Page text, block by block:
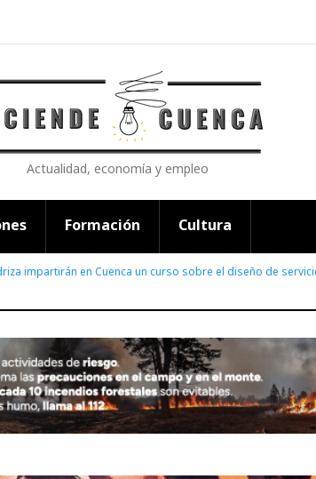
Actualidad, economía y empleo
Formación Cultura
impartirán en Cuenca un curso sobre el diseño de